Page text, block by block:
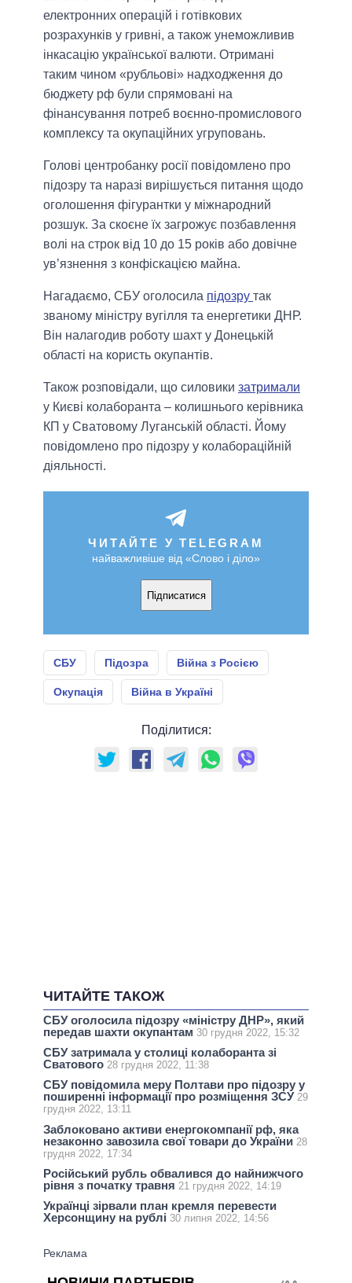
електронних операцій і готівкових
розрахунків у гривні, а також унеможливив
інкасацію української валюти. Отримані
таким чином «рубльові» надходження до
бюджету рф були спрямовані на
фінансування потреб воєнно-промислового
комплексу та окупаційних угруповань.
Голові центробанку росії повідомлено про
підозру та наразі вирішується питання щодо
оголошення фігурантки у міжнародний
розшук. За скоєне їх загрожує позбавлення
волі на строк від 10 до 15 років або довічне
ув’язнення з конфіскацією майна.
Нагадаємо, СБУ оголосила підозру так
званому міністру вугілля та енергетики ДНР.
Він налагодив роботу шахт у Донецькій
області на користь окупантів.
Також розповідали, що силовики затримали
у Києві колаборанта – колишнього керівника
КП у Сватовому Луганській області. Йому
повідомлено про підозру у колабораційній
діяльності.
ЧИТАЙТЕ У TELEGRAM
найважливіше від «Слово і діло»
Підписатися
СБУ Підозра Війна з Росією
Окупація Війна в Україні
Поділитися:
ЧИТАЙТЕ ТАКОЖ
СБУ оголосила підозру «міністру ДНР», який
передав шахти окупантам 30 грудня 2022, 15:32
СБУ затримала у столиці колаборанта зі
Сватового 28 грудня 2022, 11:38
СБУ повідомила меру Полтави про підозру у
поширенні інформації про розміщення ЗСУ 29
грудня 2022, 13:11
Заблоковано активи енергокомпанії рф, яка
незаконно завозила свої товари до України 28
грудня 2022, 17:34
Російський рубль обвалився до найнижчого
рівня з початку травня 21 грудня 2022, 14:19
Українці зірвали план кремля перевести
Херсонщину на рублі 30 липня 2022, 14:56